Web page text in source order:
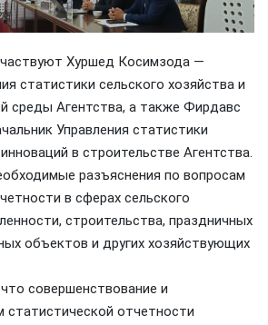
Хуршед Косимзода —
статистики сельского хозяйства и
среды Агентства, а также Фирдавс
Управления статистики
в строительстве Агентства.
разъяснения по вопросам
в сферах сельского
строительства, праздничных
объектов и других хозяйствующих
совершенствование и
отчетности